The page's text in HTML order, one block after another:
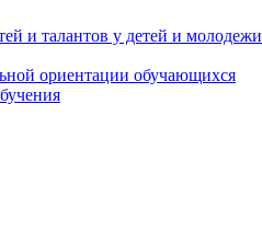
и талантов у детей и молодежи
ориентации обучающихся